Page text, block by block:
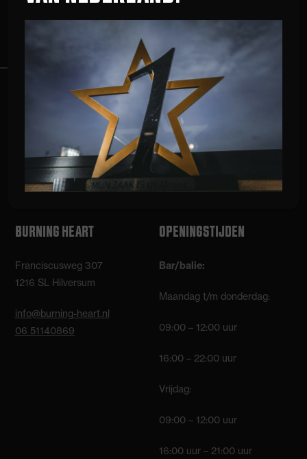
365 DAGEN
2600 M²
TRAININGSRUIMTE
3 ETAGES
SPORTPARADIJS
BURNING HEART
Franciscusweg 307
1216 SL Hilversum
info@burning-heart.nl
06 51140869
OPENINGSTIJDEN
Bar/balie:
Maandag t/m donderdag:
09:00 – 12:00 uur
16:00 – 22:00 uur
Vrijdag:
09:00 – 12:00 uur
16:00 uur – 21:00 uur